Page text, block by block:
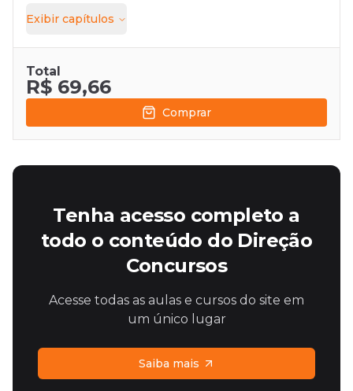
Exibir capítulos
Total
R$ 69,66
Comprar
Tenha acesso completo a
todo o conteúdo do Direção
Concursos
Acesse todas as aulas e cursos do site em
um único lugar
Saiba mais